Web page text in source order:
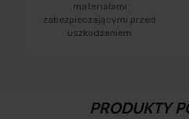
materiałami
zabezpieczającymi przed
uszkodzeniem
PRODUKTY